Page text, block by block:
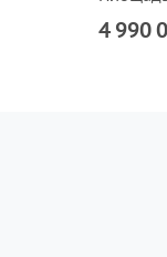
4 990